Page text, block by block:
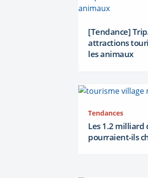
[Tendance]
attractions
les animaux
Tendances
Les 1.2 milliard
pourraient-ils